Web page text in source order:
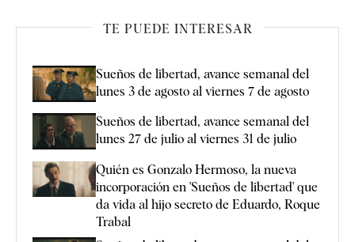
TE PUEDE INTERESAR
Sueños de libertad, avance semanal del
lunes 3 de agosto al viernes 7 de agosto
Sueños de libertad, avance semanal del
lunes 27 de julio al viernes 31 de julio
Quién es Gonzalo Hermoso, la nueva
incorporación en 'Sueños de libertad' que
da vida al hijo secreto de Eduardo, Roque
Trabal